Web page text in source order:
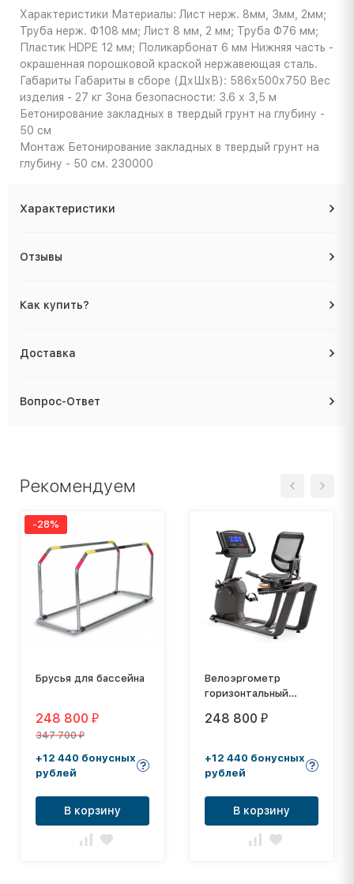
Характеристики Материалы: Лист нерж. 8мм, 3мм, 2мм;
Труба нерж. Ф108 мм; Лист 8 мм, 2 мм; Труба Ф76 мм;
Пластик HDPE 12 мм; Поликарбонат 6 мм Нижняя часть -
окрашенная порошковой краской нержавеющая сталь.
Габариты Габариты в сборе (ДхШхВ): 586х500х750 Вес
изделия - 27 кг Зона безопасности: 3.6 х 3,5 м
Бетонирование закладных в твердый грунт на глубину -
50 см
Монтаж Бетонирование закладных в твердый грунт на
глубину - 50 см. 230000
Характеристики
Отзывы
Как купить?
Доставка
Вопрос-Ответ
Рекомендуем
-28%
Брусья для бассейна
248 800 ₽
347 700₽
+12 440 бонусных
рублей
В корзину
Велоэргометр
горизонтальный
248 800 ₽
+12 440 бонусных
рублей
В корзину